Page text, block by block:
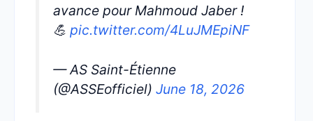
avance pour Mahmoud Jaber !
💪 pic.twitter.com/4LuJMEpiNF
— AS Saint-Étienne
(@ASSEofficiel) June 18, 2026